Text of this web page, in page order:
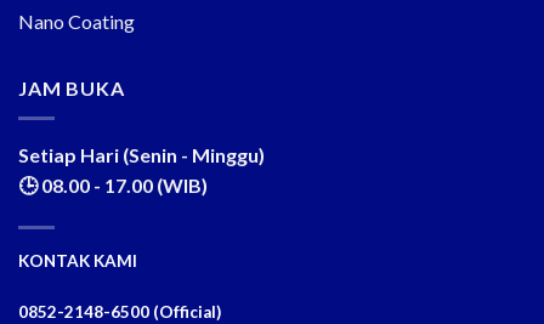
Nano Coating
JAM BUKA
Setiap Hari (Senin - Minggu)
🕒 08.00 - 17.00 (WIB)
KONTAK KAMI
0852-2148-6500 (Official)